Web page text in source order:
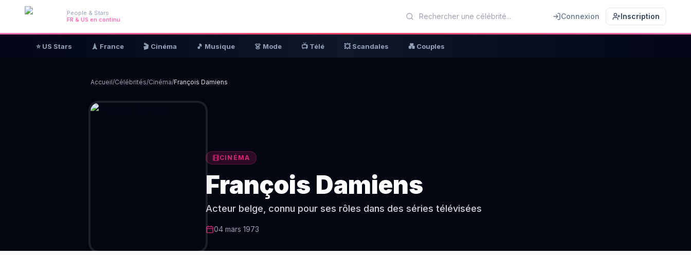
People & Stars
FR & US en continu
Connexion Inscription
⭐ US Stars 🗼 France 🎬 Cinéma 🎵 Musique 👗 Mode 📺 Télé 💥 Scandales 💑 Couples
Accueil/Célébrités/Cinéma/François Damiens
CINÉMA
François Damiens
Acteur belge, connu pour ses rôles dans des séries télévisées
04 mars 1973